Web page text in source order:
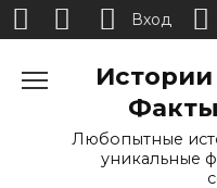
Любопытные
уникальные
Вход